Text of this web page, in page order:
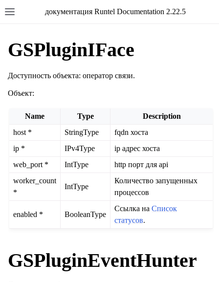
документация Runtel Documentation 2.22.5
GSPluginIFace
Доступность объекта: оператор связи.
Объект:
Name Type
Description
host *
StringType
fqdn хоста
ip *
IPv4Type
ip адрес хоста
web_port *
IntType
http порт для api
worker_count
*
IntType
Количество запущенных
процессов
enabled * BooleanType
Ссылка наСписок
статусов.
GSPluginEventHunter